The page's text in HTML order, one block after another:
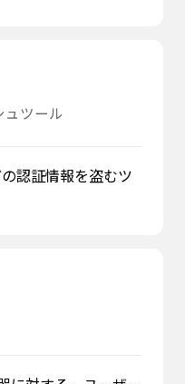
ュツール
認証情報を盗むツ